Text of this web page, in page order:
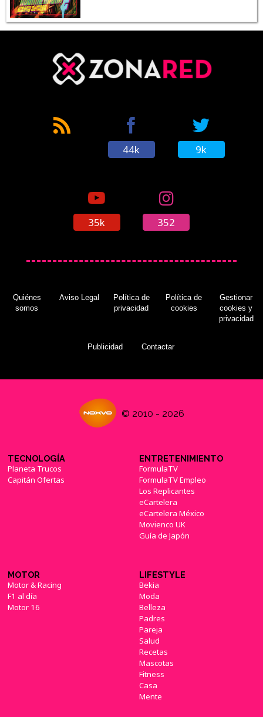
44k 9k
35k 352
Quiénes
somos
Aviso Legal
Política de
privacidad
Política de
cookies
Gestionar
cookies y
privacidad
Publicidad Contactar
© 2010 - 2026
TECNOLOGÍA
Planeta Trucos
Capitán Ofertas
ENTRETENIMIENTO
FormulaTV
FormulaTV Empleo
Los Replicantes
eCartelera
eCartelera México
Movienco UK
Guía de Japón
MOTOR
Motor & Racing
F1 al día
Motor 16
LIFESTYLE
Bekia
Moda
Belleza
Padres
Pareja
Salud
Recetas
Mascotas
Fitness
Casa
Mente